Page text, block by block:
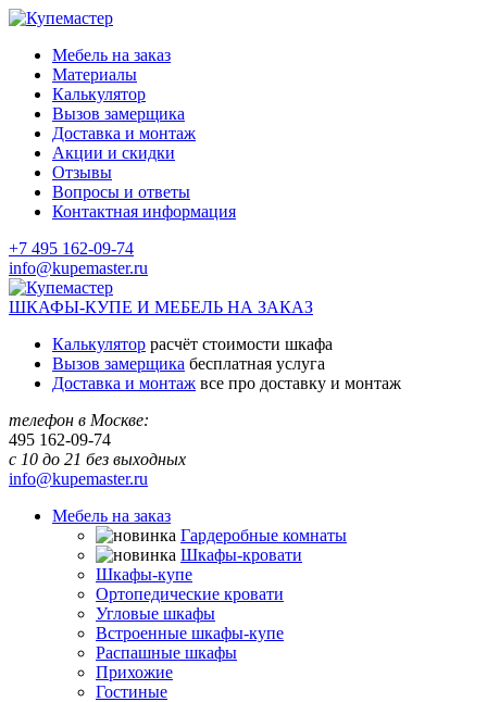
Мебель на заказ
Материалы
Калькулятор
Вызов замерщика
Доставка и монтаж
Акции и скидки
Отзывы
Вопросы и ответы
Контактная информация
+7 495 162-09-74
info@kupemaster.ru
ШКАФЫ-КУПЕ И МЕБЕЛЬ НА ЗАКАЗ
Калькулятор расчёт стоимости шкафа
Вызов замерщика бесплатная услуга
Доставка и монтаж все про доставку и монтаж
телефон в Москве:
495 162-09-74
с 10 до 21 без выходных
info@kupemaster.ru
Мебель на заказ
Гардеробные комнаты
Шкафы-кровати
Шкафы-купе
Ортопедические кровати
Угловые шкафы
Встроенные шкафы-купе
Распашные шкафы
Прихожие
Гостиные